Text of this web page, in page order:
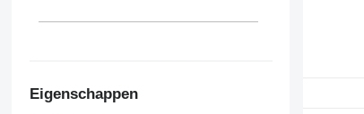
Eigenschappen